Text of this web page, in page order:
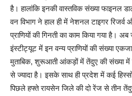
है। हालांकि इनकी वास्तविक संख्या फाइनल
वन विभाग ने हाल ही में नेशनल टाइगर रिजर्व
प्राणियों की गिनती का काम किया गया है।
इंस्टीट्यूट में इन वन्य प्राणियों की संख्या
मुताबिक, शुरूआती आंकड़ों में तेंदुए की संख्या
से ज्यादा है। इसके साथ ही प्रदेश में कई
पिछले हफ्ते रायसेन जिले की दो रेंज से तीन